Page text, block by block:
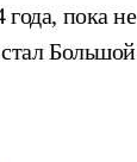
пока
Большой